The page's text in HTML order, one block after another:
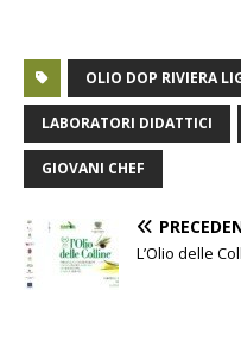
OLIO DOP RIVIERA
LABORATORI DIDATTICI
GIOVANI CHEF
L’Olio delle